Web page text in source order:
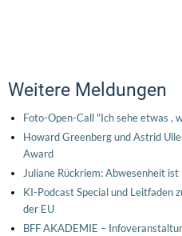
Weitere Meldungen
Foto-Open-Call "Ich sehe etwas ,
Howard Greenberg und Astrid
Award
Juliane Rückriem: Abwesenheit
KI-Podcast Special und Leitfaden
der EU
BFF AKADEMIE –